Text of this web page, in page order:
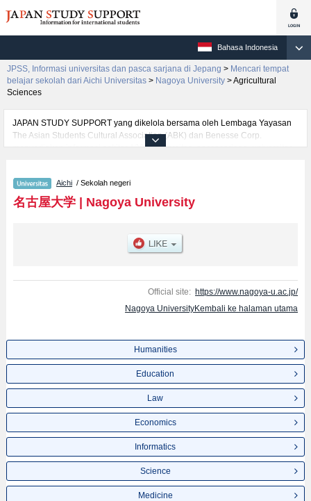
Bahasa Indonesia
JPSS, Informasi universitas dan pasca sarjana di Jepang > Mencari tempat
belajar sekolah dari Aichi Universitas > Nagoya University >Agricultural
Sciences
JAPAN STUDY SUPPORT yang dikelola bersama oleh Lembaga Yayasan
The Asian Students Cultural Association (ABK) dan Benesse Corp.
menyediakan informasi sekitar 1300 universitas, pascasarjana, universitas
per fakultas seperti Fakultas HumanitiesatauFakultas
EducationatauFakultas LawatauFakultas EconomicsatauFakultas
InformaticsatauFakultas ScienceatauFakultas MedicineatauFakultas
yang berguna bagi mahasiswa(i) mancanegara seperti kuota untuk jumlah
pendaftar dan jumlah kelulusan ujian masuk mahasiswa(i) mancanegara,
Aichi / Sekolah negeri
名古屋大学| Nagoya University
Official site: https://www.nagoya-u.ac.jp/
Nagoya UniversityKembali ke halaman utama
Humanities
Education
Law
Economics
Informatics
Science
Medicine